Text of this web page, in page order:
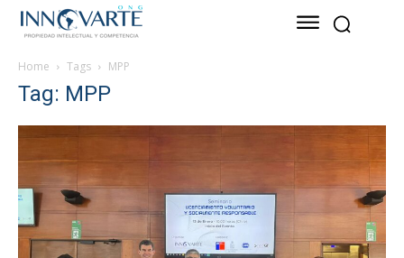
Home Tags MPP
Tag: MPP